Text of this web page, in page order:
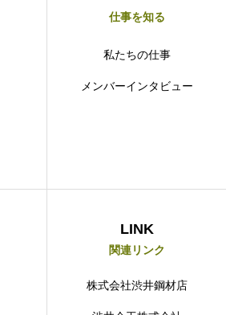
仕事を知る
私たちの仕事
メンバーインタビュー
LINK
関連リンク
株式会社渋井鋼材店